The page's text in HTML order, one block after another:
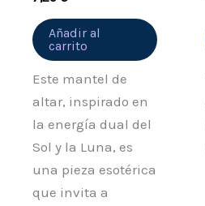
Añadir al
carrito
Este mantel de
altar, inspirado en
la energía dual del
Sol y la Luna, es
una pieza esotérica
que invita a